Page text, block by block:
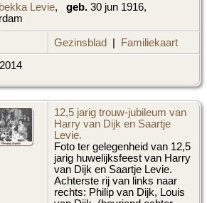
Levie, geb. 30 jun 1916,
Gezinsblad Familiekaart
12,5 jarig trouw-jubileum van
Harry van Dijk en Saartje
Levie.
Foto ter gelegenheid van 12,5
jarig huwelijksfeest van Harry
van Dijk en Saartje Levie.
Achterste rij van links naar
rechts: Philip van Dijk, Louis